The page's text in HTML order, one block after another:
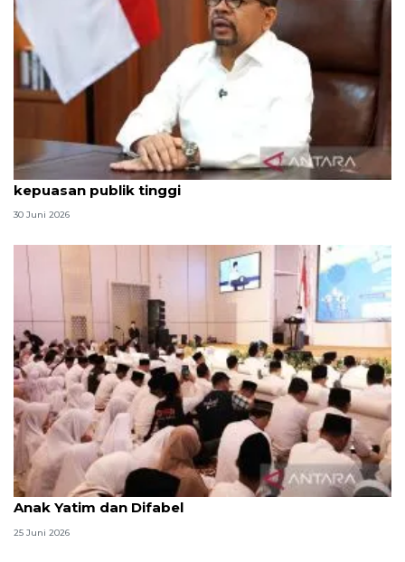
Qodari: Pemerintah tak puas diri meski tingkat
kepuasan publik tinggi
30 Juni 2026
Menag jadikan setiap 10 Muharam sebagai Lebaran
Anak Yatim dan Difabel
25 Juni 2026